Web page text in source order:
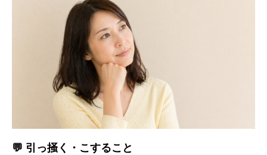
💬 引っ掻く・こすること